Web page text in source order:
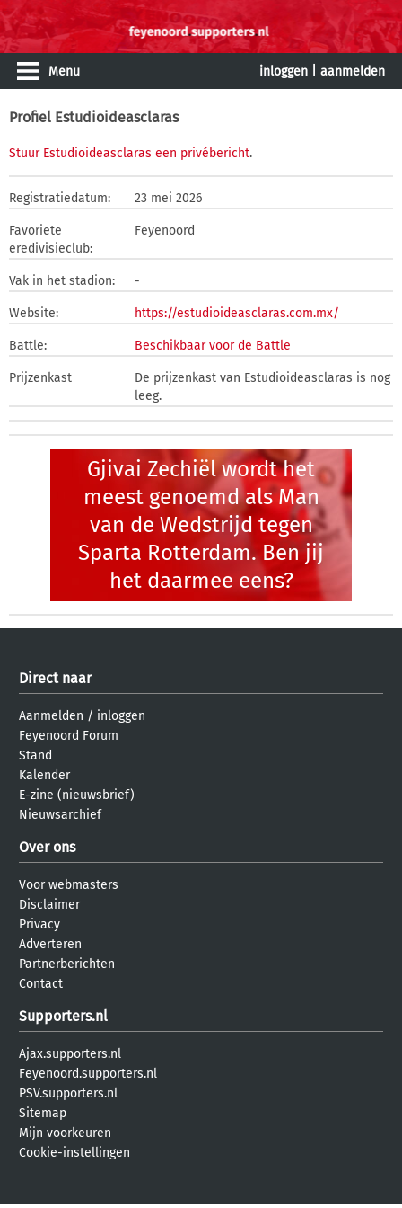
Menu inloggen aanmelden
Profiel Estudioideasclaras
Stuur Estudioideasclaras een privébericht.
Registratiedatum: 23 mei 2026
Favoriete
eredivisieclub:
Feyenoord
Vak in het stadion: -
Website: https://estudioideasclaras.com.mx/
Battle: Beschikbaar voor de Battle
Prijzenkast
De prijzenkast van Estudioideasclaras is nog
leeg.
Gjivai Zechiël wordt het
meest genoemd als Man
van de Wedstrijd tegen
Sparta Rotterdam. Ben jij
het daarmee eens?
Direct naar
Aanmelden / inloggen
Feyenoord Forum
Stand
Kalender
E-zine (nieuwsbrief)
Nieuwsarchief
Over ons
Voor webmasters
Disclaimer
Privacy
Adverteren
Partnerberichten
Contact
Supporters.nl
Ajax.supporters.nl
Feyenoord.supporters.nl
PSV.supporters.nl
Sitemap
Mijn voorkeuren
Cookie-instellingen